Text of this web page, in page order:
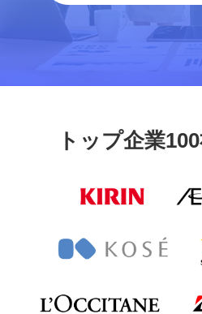
トップ企業